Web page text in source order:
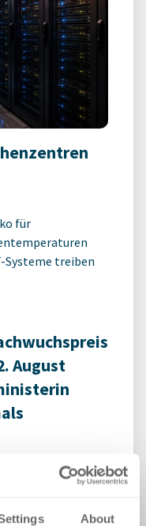
About
für
treiben
August
noch nicht
...